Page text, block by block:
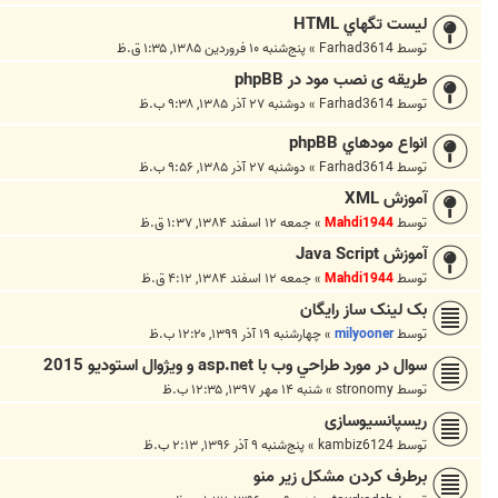
ليست تگهاي HTML
توسطFarhad3614
»پنج‌شنبه ۱۰ فروردین ۱۳۸۵, ۱:۳۵ ق.ظ
طریقه ی نصب مود در phpBB
توسطFarhad3614
» دوشنبه ۲۷ آذر ۱۳۸۵, ۹:۳۸ ب.ظ
انواع مودهاي phpBB
توسطFarhad3614
» دوشنبه ۲۷ آذر ۱۳۸۵, ۹:۵۶ ب.ظ
آموزش XML
توسطMahdi1944
»جمعه ۱۲ اسفند ۱۳۸۴, ۱:۳۷ ق.ظ
آموزش Java Script
توسطMahdi1944
»جمعه ۱۲ اسفند ۱۳۸۴, ۴:۱۲ ق.ظ
بک لینک ساز رایگان
توسطmilyooner
»چهارشنبه ۱۹ آذر ۱۳۹۹, ۱۲:۲۰ ب.ظ
سوال در مورد طراحي وب با asp.net و ويژوال استوديو 2015
توسطstronomy
»شنبه ۱۴ مهر ۱۳۹۷, ۱۲:۳۵ ب.ظ
ریسپانسیوسازی
توسطkambiz6124
»پنج‌شنبه ۹ آذر ۱۳۹۶, ۲:۱۳ ب.ظ
برطرف کردن مشکل زیر منو